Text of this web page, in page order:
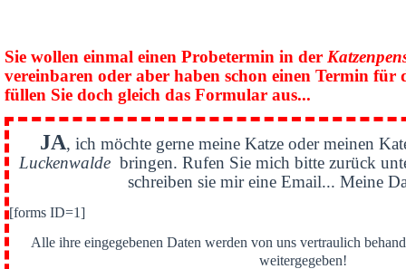
Sie wollen einmal einen Probetermin in der
vereinbaren oder aber haben schon einen Termin für
füllen Sie doch gleich das Formular aus...
JA, ich möchte gerne meine Katze oder meinen
Luckenwaldebringen. Rufen Sie mich bitte zurück
schreiben sie mir eine Email... Meine
[forms ID=1]
Alle ihre eingegebenen Daten werden von uns vertraulich
weitergegeben!